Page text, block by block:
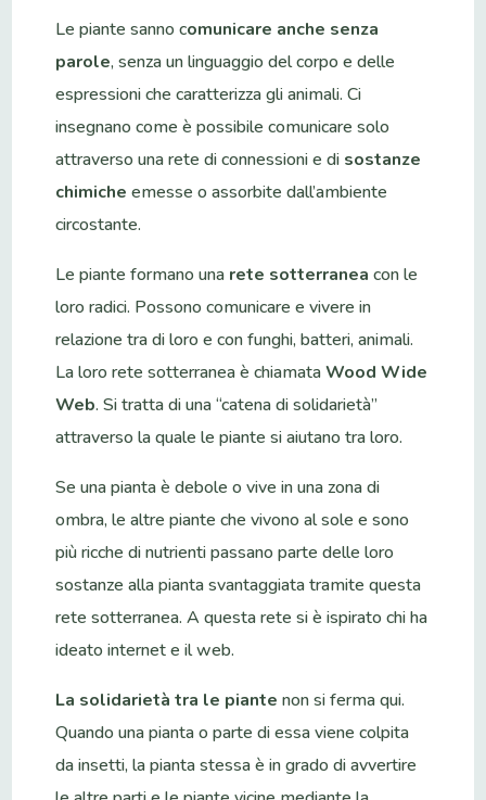
Le piante sanno comunicare anche senza
parole, senza un linguaggio del corpo e delle
espressioni che caratterizza gli animali. Ci
insegnano come è possibile comunicare solo
attraverso una rete di connessioni e di sostanze
chimiche emesse o assorbite dall’ambiente
circostante.
Le piante formano una rete sotterranea con le
loro radici. Possono comunicare e vivere in
relazione tra di loro e con funghi, batteri, animali.
La loro rete sotterranea è chiamataWood Wide
Web. Si tratta di una “catena di solidarietà”
attraverso la quale le piante si aiutano tra loro.
Se una pianta è debole o vive in una zona di
ombra, le altre piante che vivono al sole e sono
più ricche di nutrienti passano parte delle loro
sostanze alla pianta svantaggiata tramite questa
rete sotterranea. A questa rete si è ispirato chi ha
ideato internet e il web.
La solidarietà tra le piante non si ferma qui.
Quando una pianta o parte di essa viene colpita
da insetti, la pianta stessa è in grado di avvertire